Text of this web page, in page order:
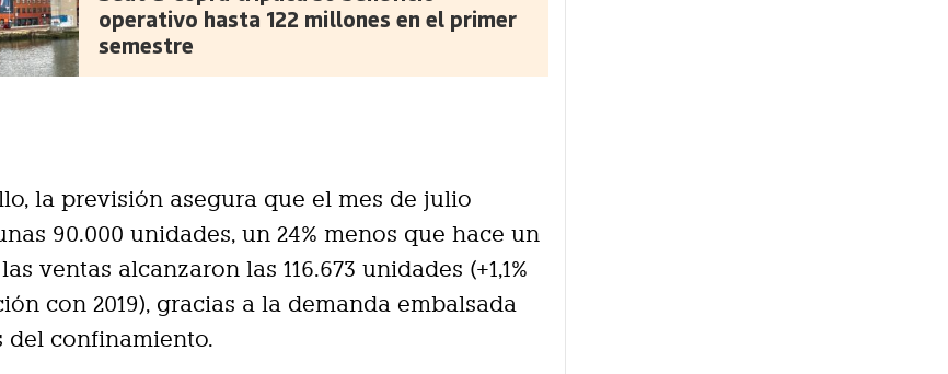
operativo hasta 122 millones en el primer
semestre
la previsión asegura que el mes de julio
90.000 unidades, un 24% menos que hace un
ventas alcanzaron las 116.673 unidades (+1,1%
con 2019), gracias a la demanda embalsada
del confinamiento.